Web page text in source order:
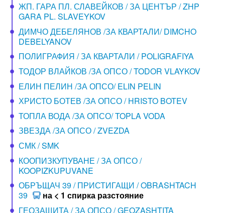
ЖП. ГАРА ПЛ. СЛАВЕЙКОВ / ЗА ЦЕНТЪР / ZHP
GARA PL. SLAVEYKOV
ДИМЧО ДЕБЕЛЯНОВ /ЗА КВАРТАЛИ/ DIMCHO
DEBELYANOV
ПОЛИГРАФИЯ / ЗА КВАРТАЛИ / POLIGRAFIYA
ТОДОР ВЛАЙКОВ /ЗА ОПСО / TODOR VLAYKOV
ЕЛИН ПЕЛИН /ЗА ОПСО/ ELIN PELIN
ХРИСТО БОТЕВ /ЗА ОПСО / HRISTO BOTEV
ТОПЛА ВОДА /ЗА ОПСО/ TOPLA VODA
ЗВЕЗДА /ЗА ОПСО / ZVEZDA
СМК / SMK
КООПИЗКУПУВАНЕ / ЗА ОПСО /
KOOPIZKUPUVANE
ОБРЪЩАЧ 39 / ПРИСТИГАЩИ / OBRASHTACH
39
на < 1 спирка разстояние
ГЕОЗАЩИТА / ЗА ОПСО / GEOZASHTITA